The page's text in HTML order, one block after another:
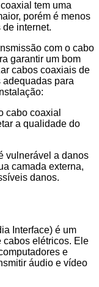
tem uma
porém é menos
internet.
com o cabo
garantir um bom
cabos coaxiais de
para
cabo coaxial
a qualidade do
vulnerável a danos
camada externa,
danos.
Interface) é um
cabos elétricos. Ele
e
áudio e vídeo